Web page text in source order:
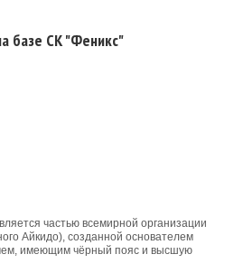
базе СК "Феникс"
частью всемирной организации
Айкидо), созданной основателем
имеющим чёрный пояс и высшую